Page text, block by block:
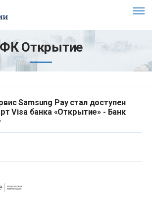
ФК Открытие
Samsung Pay стал доступен
Visa банка «Открытие» - Банк